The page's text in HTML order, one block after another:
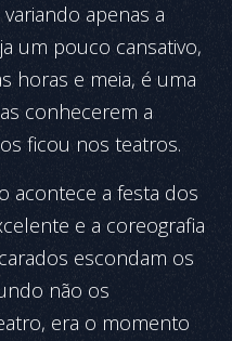
apenas a
um pouco cansativo,
horas e meia, é uma
conhecerem a
ficou nos teatros.
acontece a festa dos
e a coreografia
escondam os
não os
era o momento